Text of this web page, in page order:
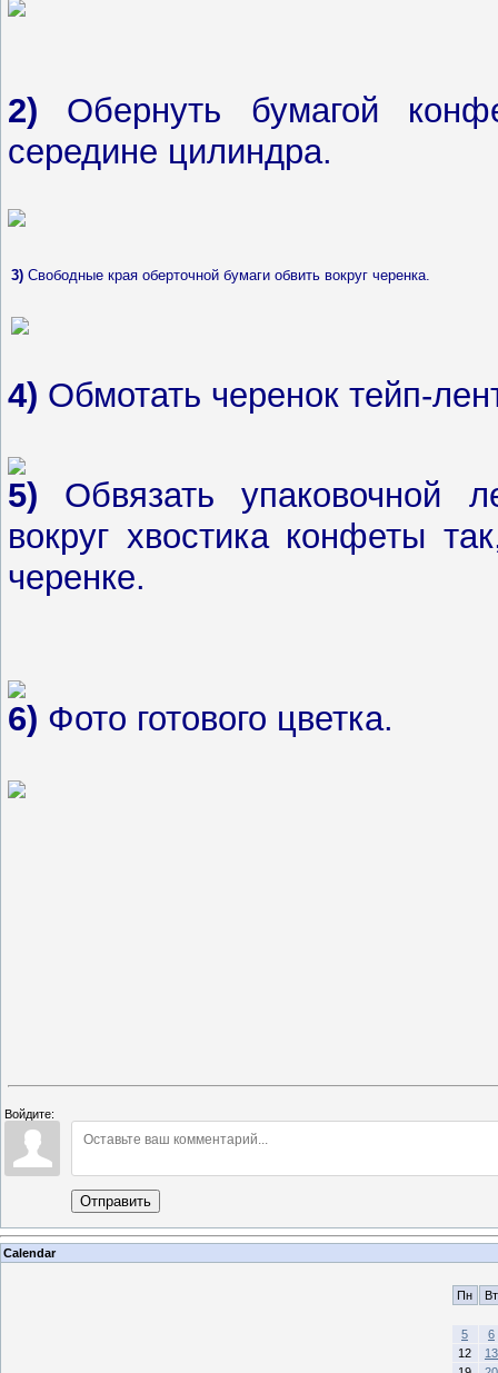
2) Обернуть бумагой
середине цилиндра.
3) Свободные края оберточной бумаги обвить вокруг черенка.
4) Обмотать черенок тейп-
5) Обвязать упаковочной
вокруг хвостика конфеты
черенке.
6) Фото готового цветка.
Войдите:
Отправить
Calendar
Пн Вт
5
6
12
13